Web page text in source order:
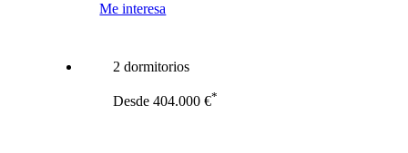
Me interesa
2 dormitorios
Desde 404.000 €*